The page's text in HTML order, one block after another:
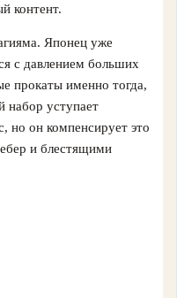
контент.
Японец уже
с давлением больших
прокаты именно тогда,
набор уступает
но он компенсирует это
и блестящими